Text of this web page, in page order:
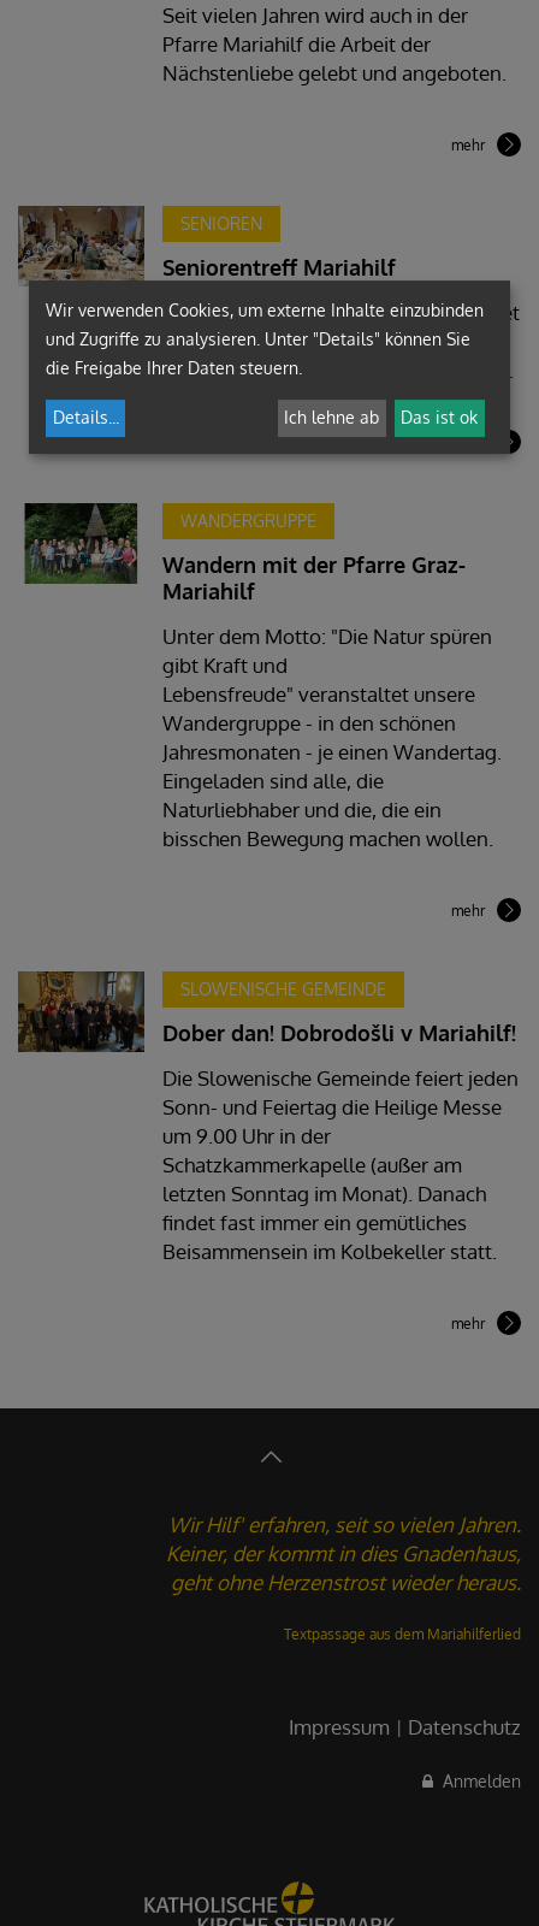
Seit vielen Jahren wird auch in der
Pfarre Mariahilf die Arbeit der
Nächstenliebe gelebt und angeboten.
mehr
SENIOREN
Seniorentreff Mariahilf
Am ersten Donnerstag im Monat findet
von 15:00 bis 17:00 Uhr unser
Seniorennachmittag im Pfarrsaal statt.
mehr
WANDERGRUPPE
Wandern mit der Pfarre Graz-
Mariahilf
Unter dem Motto: "Die Natur spüren
gibt Kraft und
Lebensfreude" veranstaltet unsere
Wandergruppe - in den schönen
Jahresmonaten - je einen Wandertag.
Eingeladen sind alle, die
Naturliebhaber und die, die ein
bisschen Bewegung machen wollen.
mehr
SLOWENISCHE GEMEINDE
Dober dan! Dobrodošli v Mariahilf!
Die Slowenische Gemeinde feiert jeden
Sonn- und Feiertag die Heilige Messe
um 9.00 Uhr in der
Schatzkammerkapelle (außer am
letzten Sonntag im Monat). Danach
findet fast immer ein gemütliches
Beisammensein im Kolbekeller statt.
mehr
Wir Hilf' erfahren, seit so vielen Jahren.
Keiner, der kommt in dies Gnadenhaus,
geht ohne Herzenstrost wieder heraus.
Textpassage aus dem Mariahilferlied
Impressum Datenschutz
Anmelden
Wir verwenden Cookies, um externe Inhalte einzubinden
und Zugriffe zu analysieren. Unter "Details" können Sie
die Freigabe Ihrer Daten steuern.
Details Ich lehne ab Das ist ok